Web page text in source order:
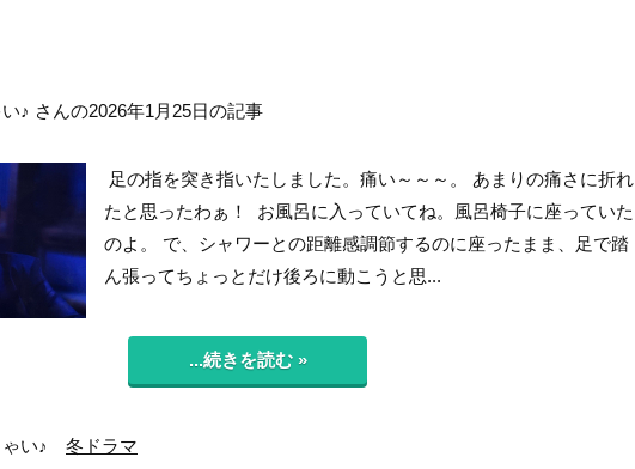
♪ さんの2026年1月25日の記事
足の指を突き指いたしました。痛い～～～。 あまりの痛さに折れ
たと思ったわぁ！ お風呂に入っていてね。風呂椅子に座っていた
のよ。 で、シャワーとの距離感調節するのに座ったまま、足で踏
ん張ってちょっとだけ後ろに動こうと思...
...続きを読む »
ゃい♪ 冬ドラマ